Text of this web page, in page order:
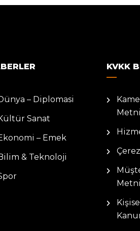
– Diplomasi
Sanat
– Emek
& Teknoloji
KVKK
Metni
Metni